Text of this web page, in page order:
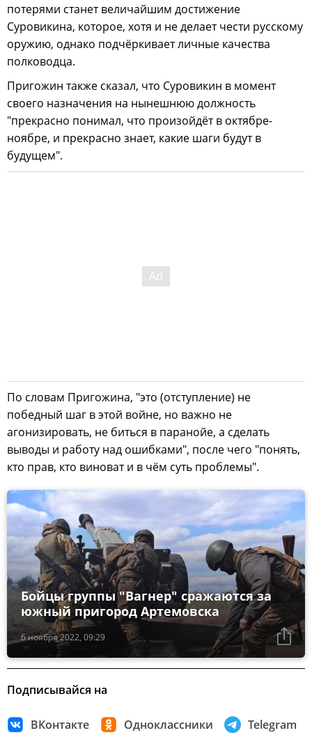
потерями станет величайшим достижение
Суровикина, которое, хотя и не делает чести русскому
оружию, однако подчёркивает личные качества
полководца.
Пригожин также сказал, что Суровикин в момент
своего назначения на нынешнюю должность
"прекрасно понимал, что произойдёт в октябре-
ноябре, и прекрасно знает, какие шаги будут в
будущем".
По словам Пригожина, "это (отступление) не
победный шаг в этой войне, но важно не
агонизировать, не биться в паранойе, а сделать
выводы и работу над ошибками", после чего "понять,
кто прав, кто виноват и в чём суть проблемы".
6 ноября 2022, 09:29
Бойцы группы "Вагнер" сражаются за
южный пригород Артемовска
Подписывайся на
ВКонтакте Одноклассники Telegram